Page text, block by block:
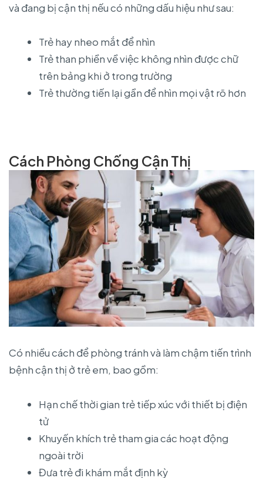
và đang bị cận thị nếu có những dấu hiệu như sau:
Trẻ hay nheo mắt để nhìn
Trẻ than phiền về việc không nhìn được chữ
trên bảng khi ở trong trường
Trẻ thường tiến lại gần để nhìn mọi vật rõ hơn
Cách Phòng Chống Cận Thị
Có nhiều cách để phòng tránh và làm chậm tiến trình
bệnh cận thị ở trẻ em, bao gồm:
Hạn chế thời gian trẻ tiếp xúc với thiết bị điện
tử
Khuyến khích trẻ tham gia các hoạt động
ngoài trời
Đưa trẻ đi khám mắt định kỳ